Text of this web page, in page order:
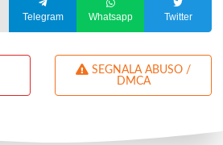
Telegram Whatsapp Twitter
DMCA